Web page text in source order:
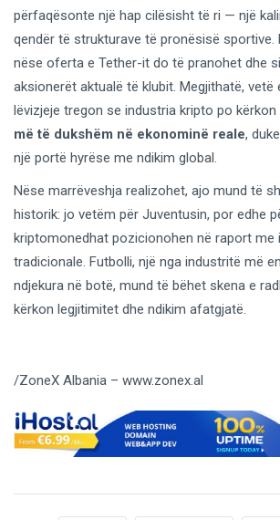
përfaqësonte një hap cilësisht të ri — një
qendër të strukturave të pronësisë sportive.
nëse oferta e Tether-it do të pranohet dhe
aksionerët aktualë të klubit. Megjithatë, vetë
lëvizjeje tregon se industria kripto po kërkon
më të dukshëm në ekonominë reale,
një portë hyrëse me ndikim global.
Nëse marrëveshja realizohet, ajo mund të
historik: jo vetëm për Juventusin, por edhe
kriptomonedhat pozicionohen në raport me
tradicionale. Futbolli, një nga industritë më
ndjekura në botë, mund të bëhet skena e
kërkon legjitimitet dhe ndikim afatgjatë.
/ZoneX Albania – www.zonex.al